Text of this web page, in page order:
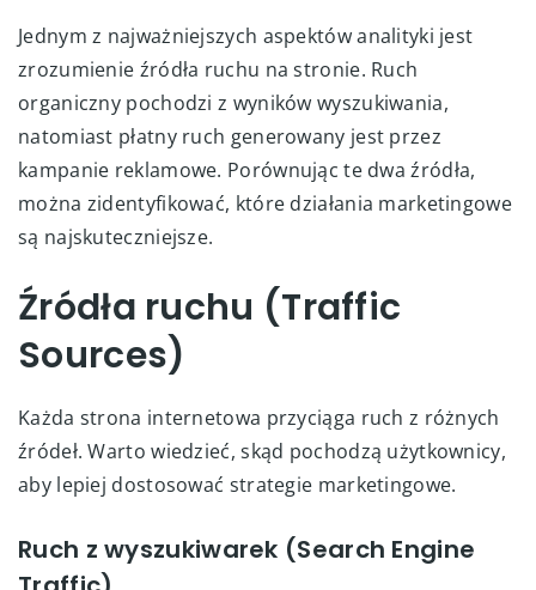
Jednym z najważniejszych aspektów analityki jest
zrozumienie źródła ruchu na stronie. Ruch
organiczny pochodzi z wyników wyszukiwania,
natomiast płatny ruch generowany jest przez
kampanie reklamowe. Porównując te dwa źródła,
można zidentyfikować, które działania marketingowe
są najskuteczniejsze.
Źródła ruchu (Traffic
Sources)
Każda strona internetowa przyciąga ruch z różnych
źródeł. Warto wiedzieć, skąd pochodzą użytkownicy,
aby lepiej dostosować strategie marketingowe.
Ruch z wyszukiwarek (Search Engine